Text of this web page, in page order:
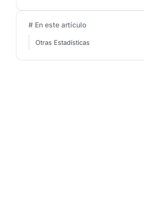
# En este artículo
Otras Estadísticas